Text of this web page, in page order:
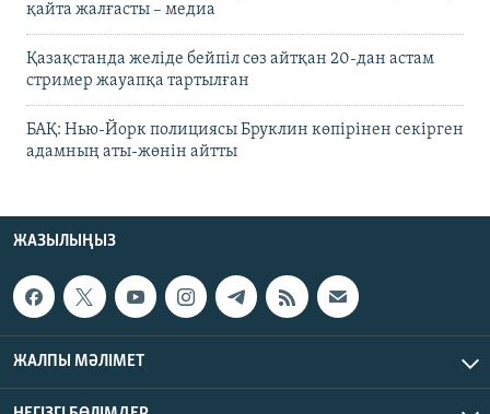
қайта жалғасты – медиа
Қазақстанда желіде бейпіл сөз айтқан 20-дан астам
стример жауапқа тартылған
БАҚ: Нью-Йорк полициясы Бруклин көпірінен секірген
адамның аты-жөнін айтты
ЖАЗЫЛЫҢЫЗ
ЖАЛПЫ МӘЛІМЕТ